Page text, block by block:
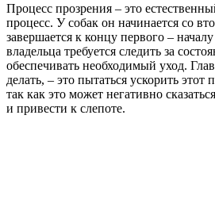
Процесс прозрения – это
процесс. У собак он начинается со
завершается к концу первого –
владельца требуется следить за
обеспечивать необходимый уход.
делать, – это пытаться ускорить этот
так как это может негативно
и привести к слепоте.